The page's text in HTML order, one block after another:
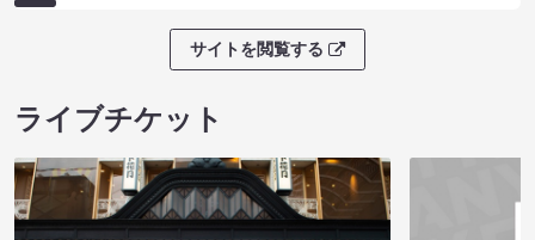
サイトを閲覧する
ライブチケット